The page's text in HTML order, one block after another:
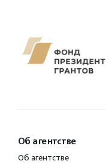
Об агентстве
Об агентстве